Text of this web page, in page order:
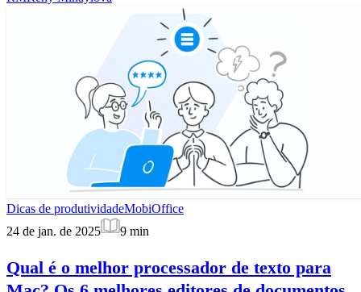
Dicas de produtividadeMobiOffice
24 de jan. de 2025
9 min
Qual é o melhor processador de texto para